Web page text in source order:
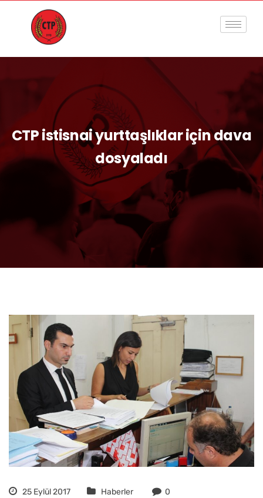
CTP istisnai yurttaşlıklar için dava
dosyaladı
25 Eylül 2017 Haberler 0